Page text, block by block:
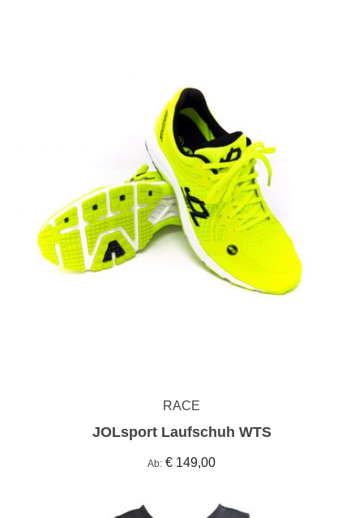
RACE
JOLsport Laufschuh WTS
Ab € 149,00